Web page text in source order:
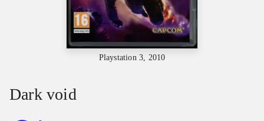
Playstation 3, 2010
Dark void